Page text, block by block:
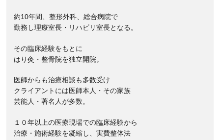
約10年間、整形外科、総合病院で
勤務し理療室長・リハビリ室長となる。
その臨床経験をもとに
はり灸・整骨院を独立開院。
医師からも治療相談も多数受け
クライアントには医師本人・その家族
芸能人・著名人が多数。
１０年以上の医療現場での臨床経験から
治療・施術経験を凝縮し、実費整体法